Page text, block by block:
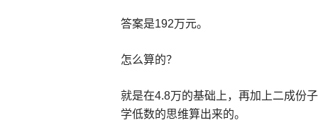
答案是192万元。
怎么算的？
就是在4.8万的基础上，再加上二成份
学低数的思维算出来的。